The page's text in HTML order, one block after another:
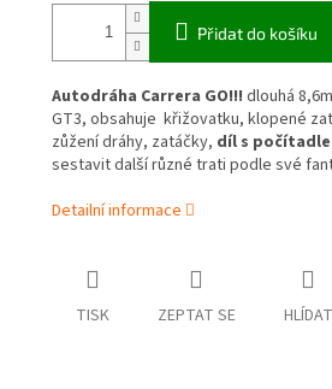
Přidat do košíku
Autodráha Carrera GO!!! dlouhá
GT3, obsahuje křižovatku, klopené
zůžení dráhy, zatáčky, díl s
sestavit další různé trati podle své
Detailní informace
TISK ZEPTAT SE HLÍDAT